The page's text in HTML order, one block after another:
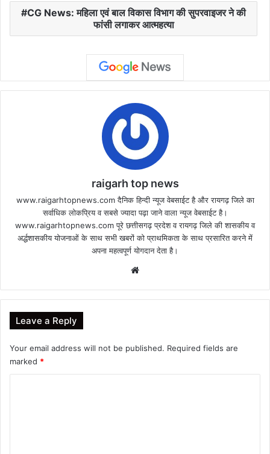
CG News: महिला एवं बाल विकास विभाग की सुपरवाइजर ने की
फांसी लगाकर आत्महत्या
raigarh top news
www.raigarhtopnews.com दैनिक हिन्दी न्यूज वेबसाईट है और रायगढ़ जिले का
सर्वाधिक लोकप्रिय व सबसे ज्यादा पढ़ा जाने वाला न्यूज वेबसाईट है।
www.raigarhtopnews.com पूरे छत्तीसगढ़ प्रदेश व रायगढ़ जिले की शासकीय व
अर्द्धशासकीय योजनाओं के साथ सभी खबरों को प्राथमिकता के साथ प्रसारित करने में
अपना महत्वपूर्ण योगदान देता है।
Leave a Reply
Your email address will not be published. Required fields are
marked *